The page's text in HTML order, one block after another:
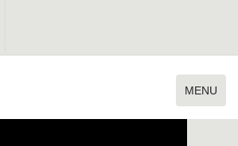
MENU